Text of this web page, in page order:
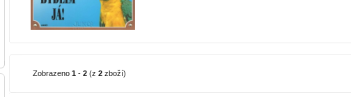
Zobrazeno 1 - 2 (z 2 zboží)